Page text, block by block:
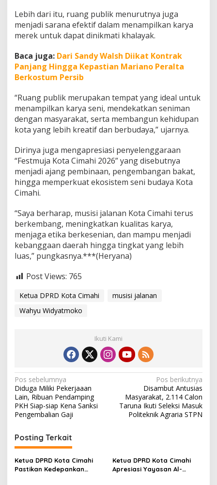
n
P
e
r
a
t
L
e
b
h
Lebih dari itu, ruang publik menurutnya juga
menjadi sarana efektif dalam menampilkan karya
merek untuk dapat dinikmati khalayak.
Baca juga: Dari Sandy Walsh Diikat Kontrak
Panjang Hingga Kepastian Mariano Peralta
Berkostum Persib
“Ruang publik merupakan tempat yang ideal untuk
menampilkan karya seni, mendekatkan seniman
dengan masyarakat, serta membangun kehidupan
kota yang lebih kreatif dan berbudaya,” ujarnya.
Dirinya juga mengapresiasi penyelenggaraan
“Festmuja Kota Cimahi 2026” yang disebutnya
menjadi ajang pembinaan, pengembangan bakat,
hingga memperkuat ekosistem seni budaya Kota
Cimahi.
“Saya berharap, musisi jalanan Kota Cimahi terus
berkembang, meningkatkan kualitas karya,
menjaga etika berkesenian, dan mampu menjadi
kebanggaan daerah hingga tingkat yang lebih
luas,” pungkasnya.***(Heryana)
Post Views: 765
Ketua DPRD Kota Cimahi
musisi jalanan
Wahyu Widyatmoko
Ikuti Kami
N
a
v
g
a
s
Pos sebelumnya
Diduga Miliki Pekerjaaan
Lain, Ribuan Pendamping
PKH Siap-siap Kena Sanksi
Pengembalian Gaji
Pos berikutnya
Disambut Antusias
Masyarakat, 2.114 Calon
Taruna Ikuti Seleksi Masuk
Politeknik Agraria STPN
Posting Terkait
Ketua DPRD Kota Cimahi
Pastikan Kedepankan
Ketua DPRD Kota Cimahi
Apresiasi Yayasan Al-